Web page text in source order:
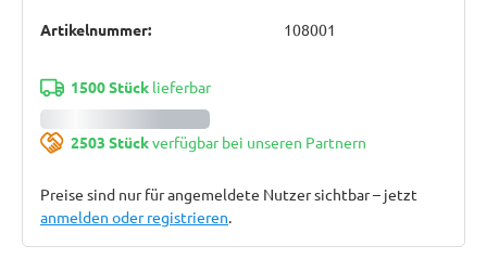
Artikelnummer: 108001
1500 Stücklieferbar
2503 Stückverfügbar bei unseren Partnern
Preise sind nur für angemeldete Nutzer sichtbar – jetzt
anmelden oder registrieren.